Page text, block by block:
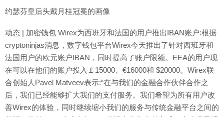
约瑟芬皇后头戴月桂冠冕的画像
动态 | 加密钱包 Wirex为西班牙和法国的用户推出IBAN账户:根据
cryptoninjas消息，数字钱包平台Wirex今天推出了针对西班牙和
法国用户的欧元账户IBAN，同时提高了账户限额。EEA的用户现
在可以在他们的账户投入￡15000、€16000和 $20000。Wirex联
合创始人Pavel Matveev表示:“在与我们的金融合作伙伴合作之
后，我们已经能够扩大我们的支付服务。我们希望为所有用户改
善Wirex的体验，同时继续缩小我们的服务与传统金融平台之间的